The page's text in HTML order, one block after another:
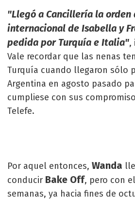
"Llegó a Cancillería la
internacional de Isabella y
pedida por Turquía e Italia",
Vale recordar que las nenas
Turquía cuando llegaron sólo
Argentina en agosto pasado
cumpliese con sus
Telefe.
Por aquel entonces, Wanda
conducir Bake Off, pero con
semanas, ya hacia fines de